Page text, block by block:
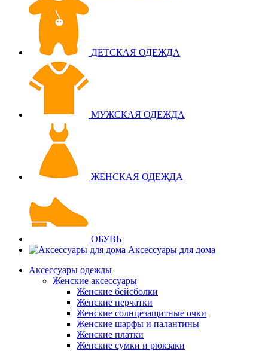
ДЕТСКАЯ ОДЕЖДА
МУЖСКАЯ ОДЕЖДА
ЖЕНСКАЯ ОДЕЖДА
ОБУВЬ
Аксессуары для дома
Аксессуары одежды
Женские аксессуары
Женские бейсболки
Женские перчатки
Женские солнцезащитные очки
Женские шарфы и палантины
Женские платки
Женские сумки и рюкзаки